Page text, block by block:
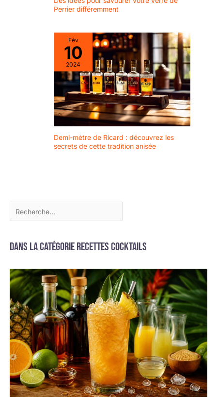
utiliser et passent au
lave-vaisselle, ce qui
et de les entretenir sans
effort après chaque
réunion. Excellente idée
cadeau : nos verres
élégants constituent un
excellent choix de
cadeau pour les
pendaisons de
crémaillère, les
mariages, les
anniversaires et Noël,
permettant à vos
Perrier différemment
Fév
10
2024
Demi-mètre de Ricard : découvrez les
secrets de cette tradition anisée
Dans la catégorie Recettes cocktails